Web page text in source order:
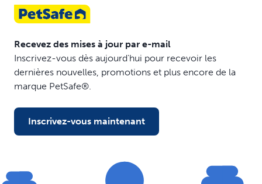
Recevez des mises à jour par e-mail
Inscrivez-vous dès aujourd'hui pour recevoir les
dernières nouvelles, promotions et plus encore de la
marque PetSafe®.
Inscrivez-vous maintenant